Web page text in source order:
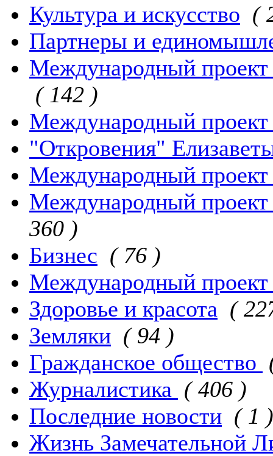
Культура и искусство (
Партнеры и
Международный
( 142 )
Международный
"Откровения"
Международный
Международный
360 )
Бизнес ( 76 )
Международный
Здоровье и красота (
Земляки ( 94 )
Гражданское общество
Журналистика ( 406 )
Последние новости ( 1 )
Жизнь Замечательной